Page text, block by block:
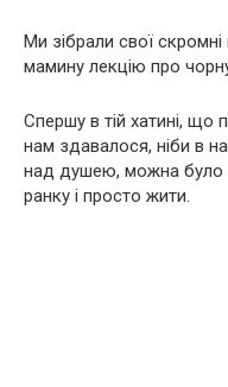
Ми зібрали свої
мамину лекцію про чорну
Спершу в тій хатині, що
нам здавалося, ніби в
над душею, можна було
ранку і просто жити.